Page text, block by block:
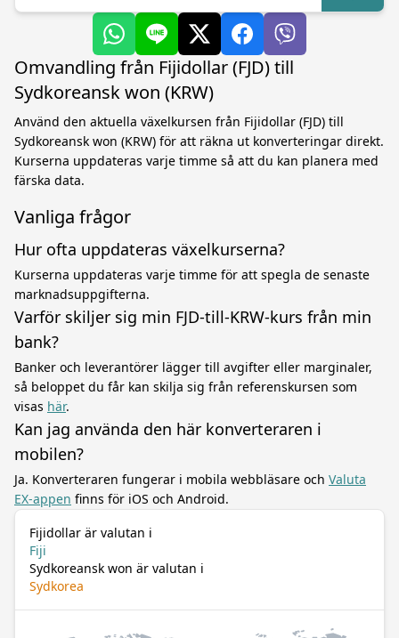
Omvandling från Fijidollar (FJD) till
Sydkoreansk won (KRW)
Använd den aktuella växelkursen från Fijidollar (FJD) till
Sydkoreansk won (KRW) för att räkna ut konverteringar direkt.
Kurserna uppdateras varje timme så att du kan planera med
färska data.
Vanliga frågor
Hur ofta uppdateras växelkurserna?
Kurserna uppdateras varje timme för att spegla de senaste
marknadsuppgifterna.
Varför skiljer sig min FJD-till-KRW-kurs från min
bank?
Banker och leverantörer lägger till avgifter eller marginaler,
så beloppet du får kan skilja sig från referenskursen som
visas här.
Kan jag använda den här konverteraren i
mobilen?
Ja. Konverteraren fungerar i mobila webbläsare och Valuta
EX-appen finns för iOS och Android.
Fijidollar är valutan i
Fiji
Sydkoreansk won är valutan i
Sydkorea